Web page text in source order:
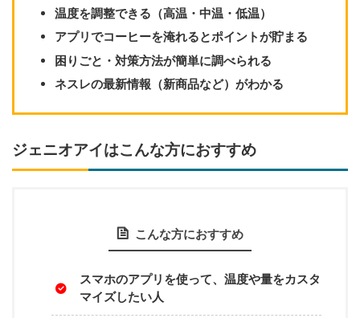
温度を調整できる（高温・中温・低温）
アプリでコーヒーを淹れるとポイントが貯まる
困りごと・対策方法が簡単に調べられる
ネスレの最新情報（新商品など）がわかる
ジェニオアイはこんな方におすすめ
こんな方におすすめ
スマホのアプリを使って、温度や量をカスタ
マイズしたい人